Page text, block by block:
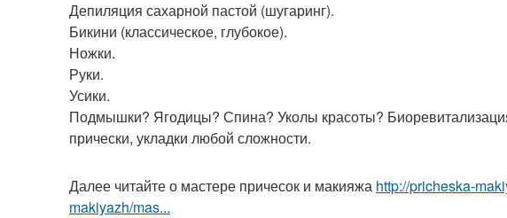
Депиляция сахарной пастой (шугаринг).
Бикини (классическое, глубокое).
Ножки.
Руки.
Усики.
Подмышки? Ягодицы? Спина? Уколы красоты?
прически, укладки любой сложности.
Далее читайте о мастере причесок и макияжа http://pricheska-
makiyazh/mas...